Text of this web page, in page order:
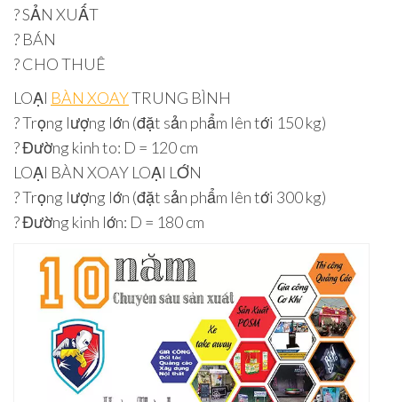
? SẢN XUẤT
? BÁN
? CHO THUÊ
LOẠI BÀN XOAYTRUNG BÌNH
? Trọng lượng lớn (đặt sản phẩm lên tới 150 kg)
? Đường kinh to: D = 120 cm
LOẠI BÀN XOAY LOẠI LỚN
? Trọng lượng lớn (đặt sản phẩm lên tới 300 kg)
? Đường kinh lớn: D = 180 cm